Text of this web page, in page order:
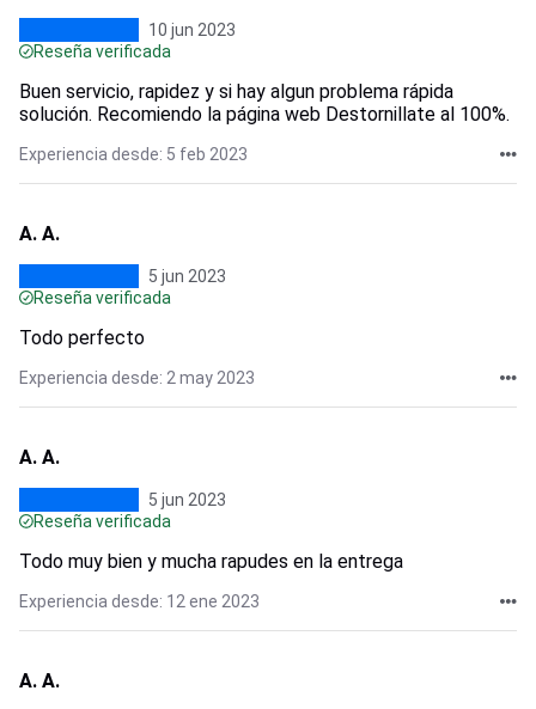
10 jun 2023
Reseña verificada
Buen servicio, rapidez y si hay algun problema rápida
solución. Recomiendo la página web Destornillate al 100%.
Experiencia desde: 5 feb 2023
A. A.
5 jun 2023
Reseña verificada
Todo perfecto
Experiencia desde: 2 may 2023
A. A.
5 jun 2023
Reseña verificada
Todo muy bien y mucha rapudes en la entrega
Experiencia desde: 12 ene 2023
A. A.